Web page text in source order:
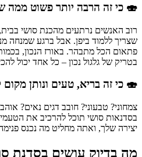
🍣 כי זה הרבה יותר פשוט
רוב האנשים נרתעים מהכנת סושי
שצריך ללמוד ביפן. אבל ברגע שמנחה
פתאום הכל מתבהר. באורז הנכון,
בטריק של גלגול נכון – כל אחד יכול
🍣 כי זה בריא, טעים ונותן מקום
צמחוני? טבעוני? חובב דגים נאים?
בסדנאות סושי תוכל להרכיב את
יצירה שלך, ואתה מחליט מה נכנס
מה בדיוק עושים בסדנת